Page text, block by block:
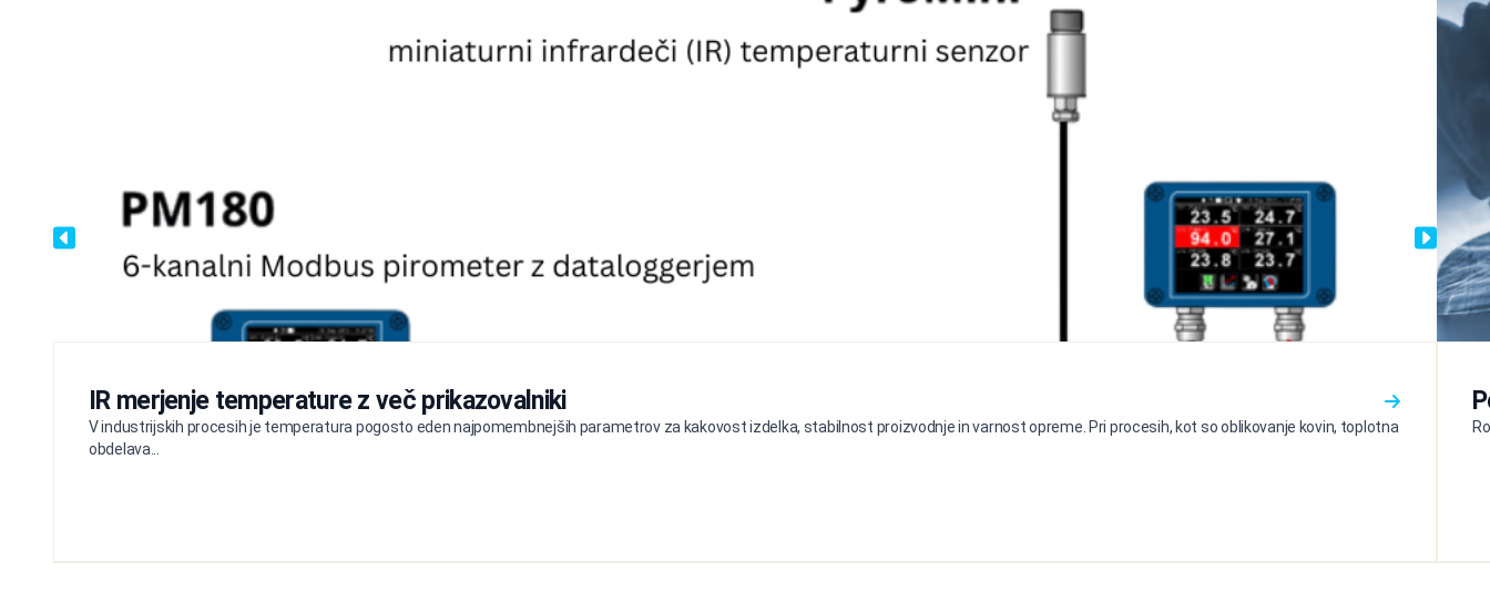
IR merjenje temperature z več prikazovalniki
V industrijskih procesih je temperatura pogosto eden najpomembnejših parametrov za kakovost izdelka, stabilnost proizvodnje in varnost opreme. Pri procesih, kot so oblikovanje kovin, toplotna
obdelava...